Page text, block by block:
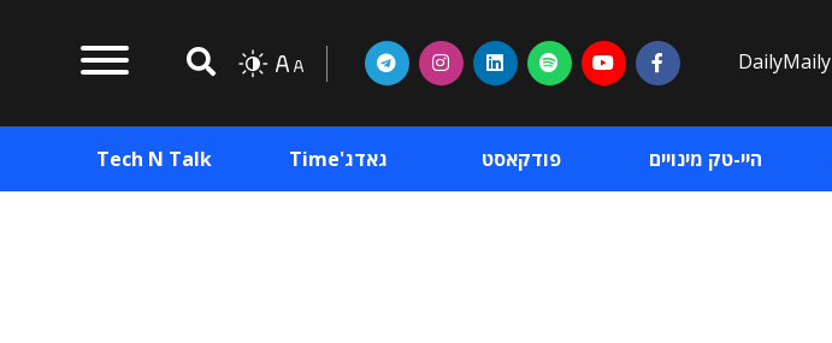
DailyMaily
היי-טק מינויים פודקאסט גאדג'Time Tech N Talk